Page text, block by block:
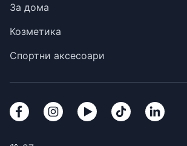
За дома
Козметика
Спортни аксесоари